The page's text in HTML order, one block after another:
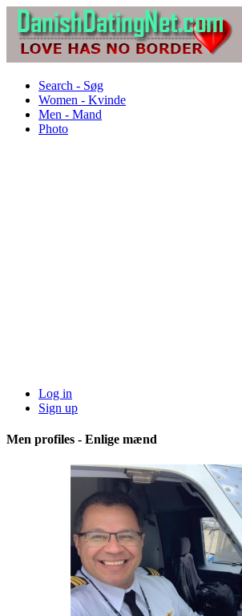
Search - Søg
Women - Kvinde
Men - Mand
Photo
Log in
Sign up
Men profiles - Enlige mænd